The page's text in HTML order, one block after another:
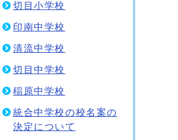
切目小学校
印南中学校
清流中学校
切目中学校
稲原中学校
統合中学校の校名案の
決定について